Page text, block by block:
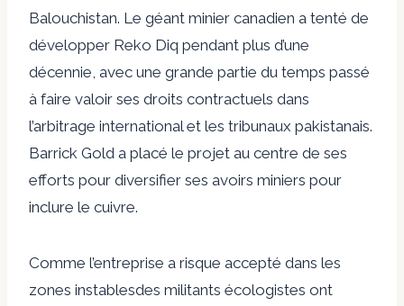
Balouchistan. Le géant minier canadien a tenté de
développer Reko Diq pendant plus d’une
décennie, avec une grande partie du temps passé
à faire valoir ses droits contractuels dans
l’arbitrage international et les tribunaux pakistanais.
Barrick Gold a placé le projet au centre de ses
efforts pour diversifier ses avoirs miniers pour
inclure le cuivre.
Comme l’entreprise a risque accepté dans les
zones instablesdes militants écologistes ont